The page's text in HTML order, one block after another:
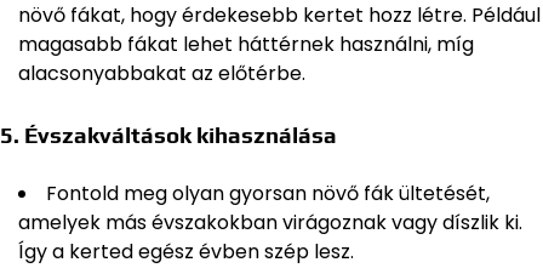
növő fákat, hogy érdekesebb kertet hozz létre. Például
magasabb fákat lehet háttérnek használni, míg
alacsonyabbakat az előtérbe.
5. Évszakváltások kihasználása
Fontold meg olyan gyorsan növő fák ültetését,
amelyek más évszakokban virágoznak vagy díszlik ki.
Így a kerted egész évben szép lesz.